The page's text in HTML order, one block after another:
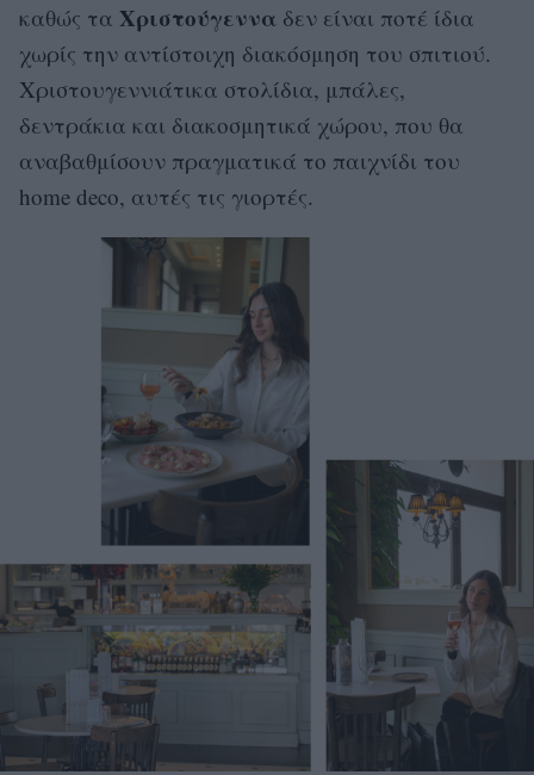
καθώς τα Χριστούγεννα δεν είναι ποτέ ίδια
χωρίς την αντίστοιχη διακόσμηση του σπιτιού.
Χριστουγεννιάτικα στολίδια, μπάλες,
δεντράκια και διακοσμητικά χώρου, που θα
αναβαθμίσουν πραγματικά το παιχνίδι του
home deco, αυτές τις γιορτές.